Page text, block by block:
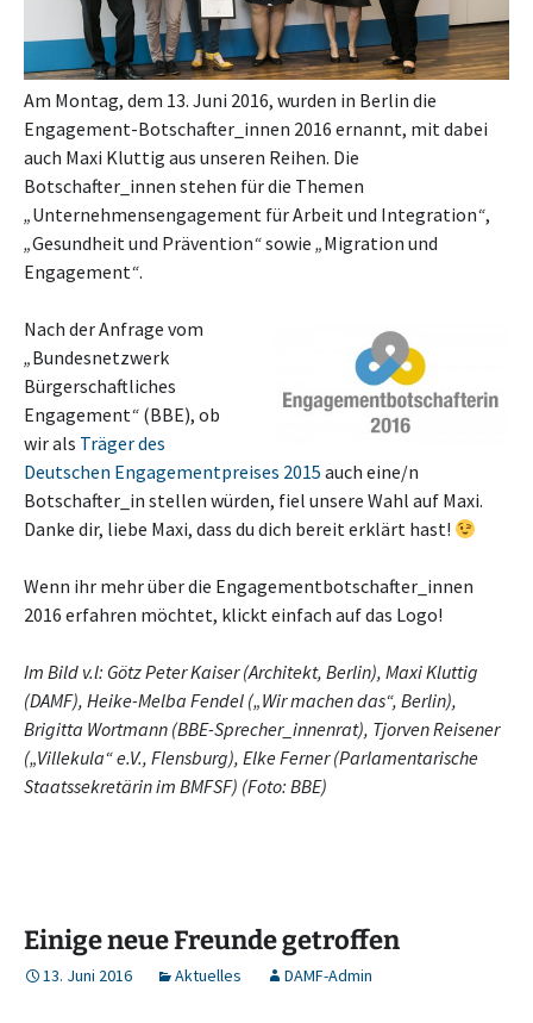
Am Montag, dem 13. Juni 2016, wurden in Berlin die
Engagement-Botschafter_innen 2016 ernannt, mit dabei
auch Maxi Kluttig aus unseren Reihen. Die
Botschafter_innen stehen für die Themen
„Unternehmensengagement für Arbeit und Integration“,
„Gesundheit und Prävention“sowie „Migration und
Engagement“.
Nach der Anfrage vom
„Bundesnetzwerk
Bürgerschaftliches
Engagement“ (BBE), ob
wir als Träger des
Deutschen Engagementpreises 2015 auch eine/n
Botschafter_in stellen würden, fiel unsere Wahl auf Maxi.
Danke dir, liebe Maxi, dass du dich bereit erklärt hast!
Wenn ihr mehr über die Engagementbotschafter_innen
2016 erfahren möchtet, klickt einfach auf das Logo!
Im Bild v.l: Götz Peter Kaiser (Architekt, Berlin), Maxi Kluttig
(DAMF), Heike-Melba Fendel („Wir machen das“, Berlin),
Brigitta Wortmann (BBE-Sprecher_innenrat), Tjorven Reisener
(„Villekula“ e.V., Flensburg), Elke Ferner (Parlamentarische
Staatssekretärin im BMFSF) (Foto: BBE)
Einige neue Freunde getroffen
13. Juni 2016 Aktuelles DAMF-Admin